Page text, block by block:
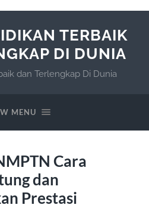
TERBAIK
DI DUNIA
dan Terlengkap Di Dunia
MENU
Cara
dan
Prestasi